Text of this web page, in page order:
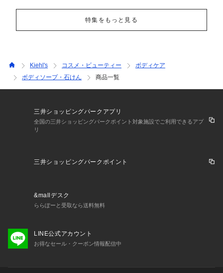
特集をもっと見る
Kiehl's コスメ・ビューティー
ボディケア
ボディソープ・石けん
商品一覧
三井ショッピングパークアプリ
全国の三井ショッピングパークポイント対象施設でご利用できるアプ
リ
三井ショッピングパークポイント
&mallデスク
ららぽーと受取なら送料無料
LINE公式アカウント
お得なセール・クーポン情報配信中